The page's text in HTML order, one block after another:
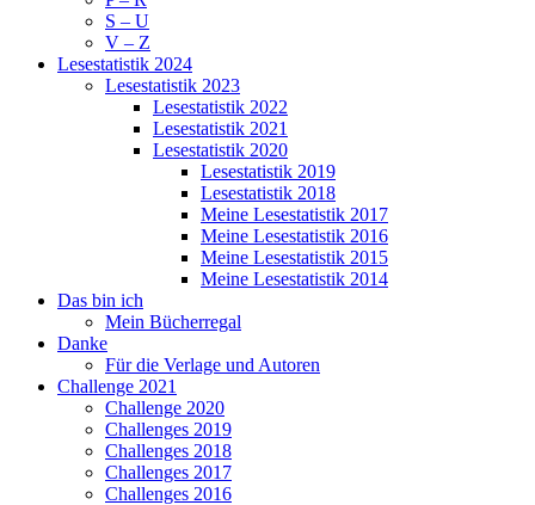
S – U
V – Z
Lesestatistik 2024
Lesestatistik 2023
Lesestatistik 2022
Lesestatistik 2021
Lesestatistik 2020
Lesestatistik 2019
Lesestatistik 2018
Meine Lesestatistik 2017
Meine Lesestatistik 2016
Meine Lesestatistik 2015
Meine Lesestatistik 2014
Das bin ich
Mein Bücherregal
Danke
Für die Verlage und Autoren
Challenge 2021
Challenge 2020
Challenges 2019
Challenges 2018
Challenges 2017
Challenges 2016